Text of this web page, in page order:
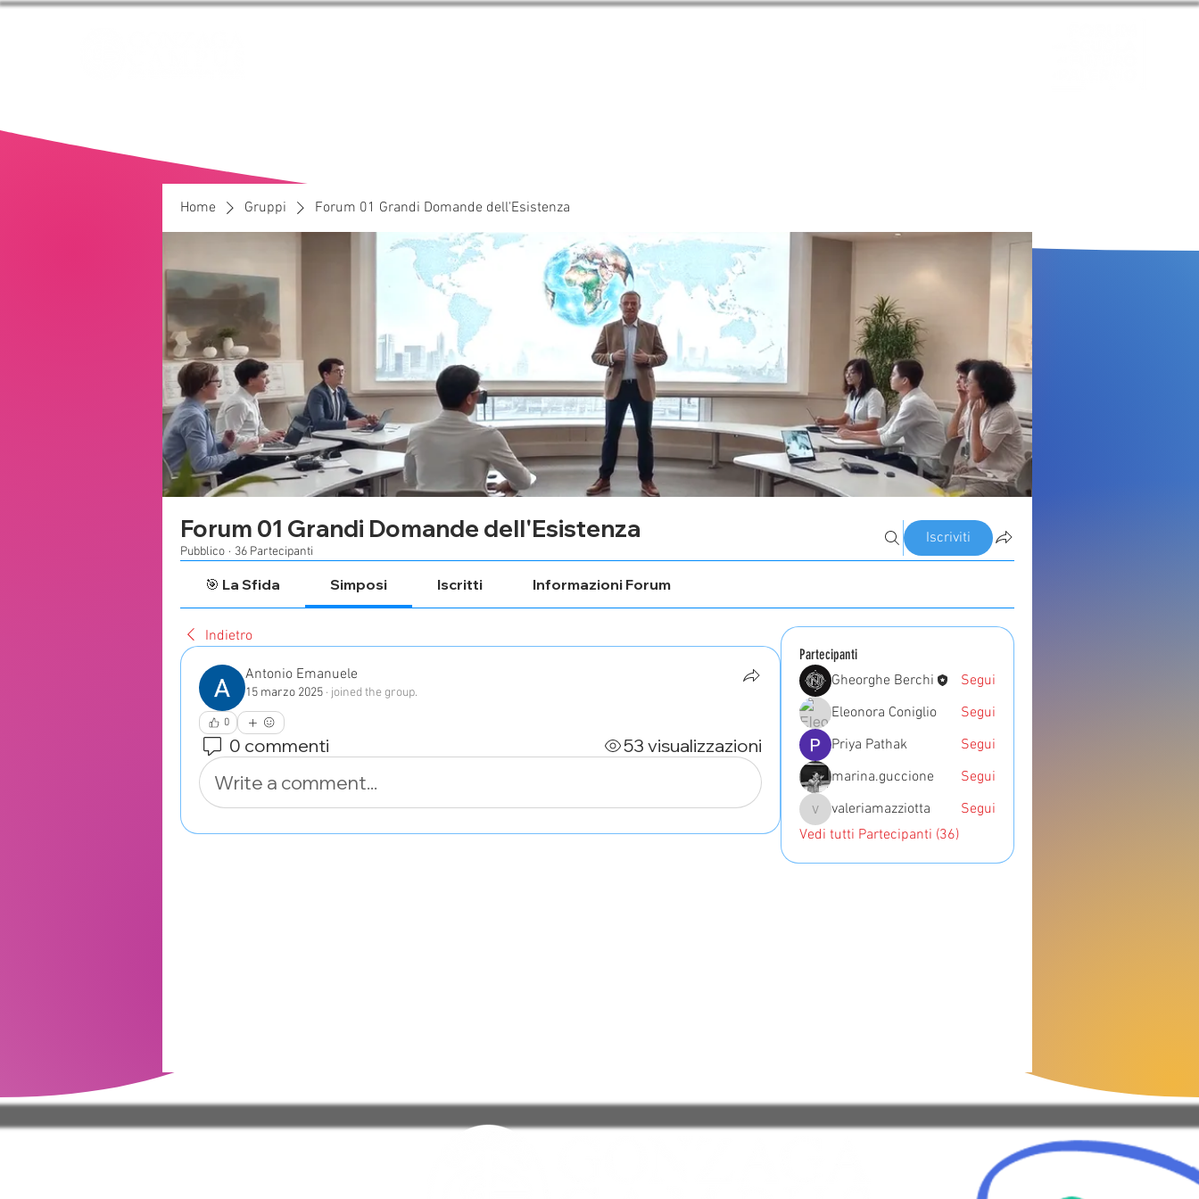
Home Gruppi Forum 01 Grandi Domande dell'Esistenza
Forum 01 Grandi Domande dell'Esistenza
Pubblico · 36 Partecipanti
Iscriviti
🎯 La Sfida Simposi Iscritti Informazioni Forum
Indietro
Antonio Emanuele
15 marzo 2025 · joined the group.
0
0 commenti 53 visualizzazioni
Write a comment...
Partecipanti
Gheorghe Berchi
Segui
Eleonora Coniglio
Segui
Priya Pathak
Segui
marina.guccione
Segui
valeriamazziotta
valeriamazziotta
Segui
Vedi tutti Partecipanti (36)